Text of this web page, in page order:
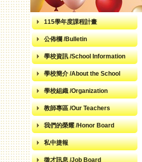
115學年度課程計畫
公佈欄 /Bulletin
學校資訊 /School Information
學校簡介 /About the School
學校組織 /Organization
教師專區 /Our Teachers
我們的榮耀 /Honor Board
私中捷報
徵才訊息 /Job Board